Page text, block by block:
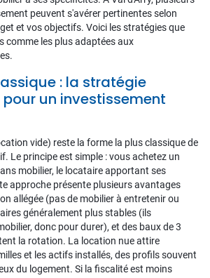
peuvent s'avérer pertinentes selon
et vos objectifs. Voici les stratégies que
comme les plus adaptées aux
: la stratégie
un investissement
vide) reste la forme la plus classique de
Le principe est simple : vous achetez un
mobilier, le locataire apportant ses
approche présente plusieurs avantages
allégée (pas de mobilier à entretenir ou
généralement plus stables (ils
donc pour durer), et des baux de 3
la rotation. La location nue attire
et les actifs installés, des profils souvent
du logement. Si la fiscalité est moins